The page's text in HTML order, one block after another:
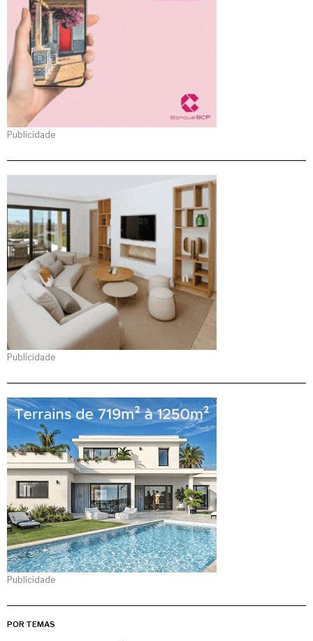
Publicidade
Publicidade
Publicidade
POR TEMAS